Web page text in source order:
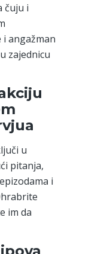
čuju i
i angažman
zajednicu
u
pitanja,
i
im da